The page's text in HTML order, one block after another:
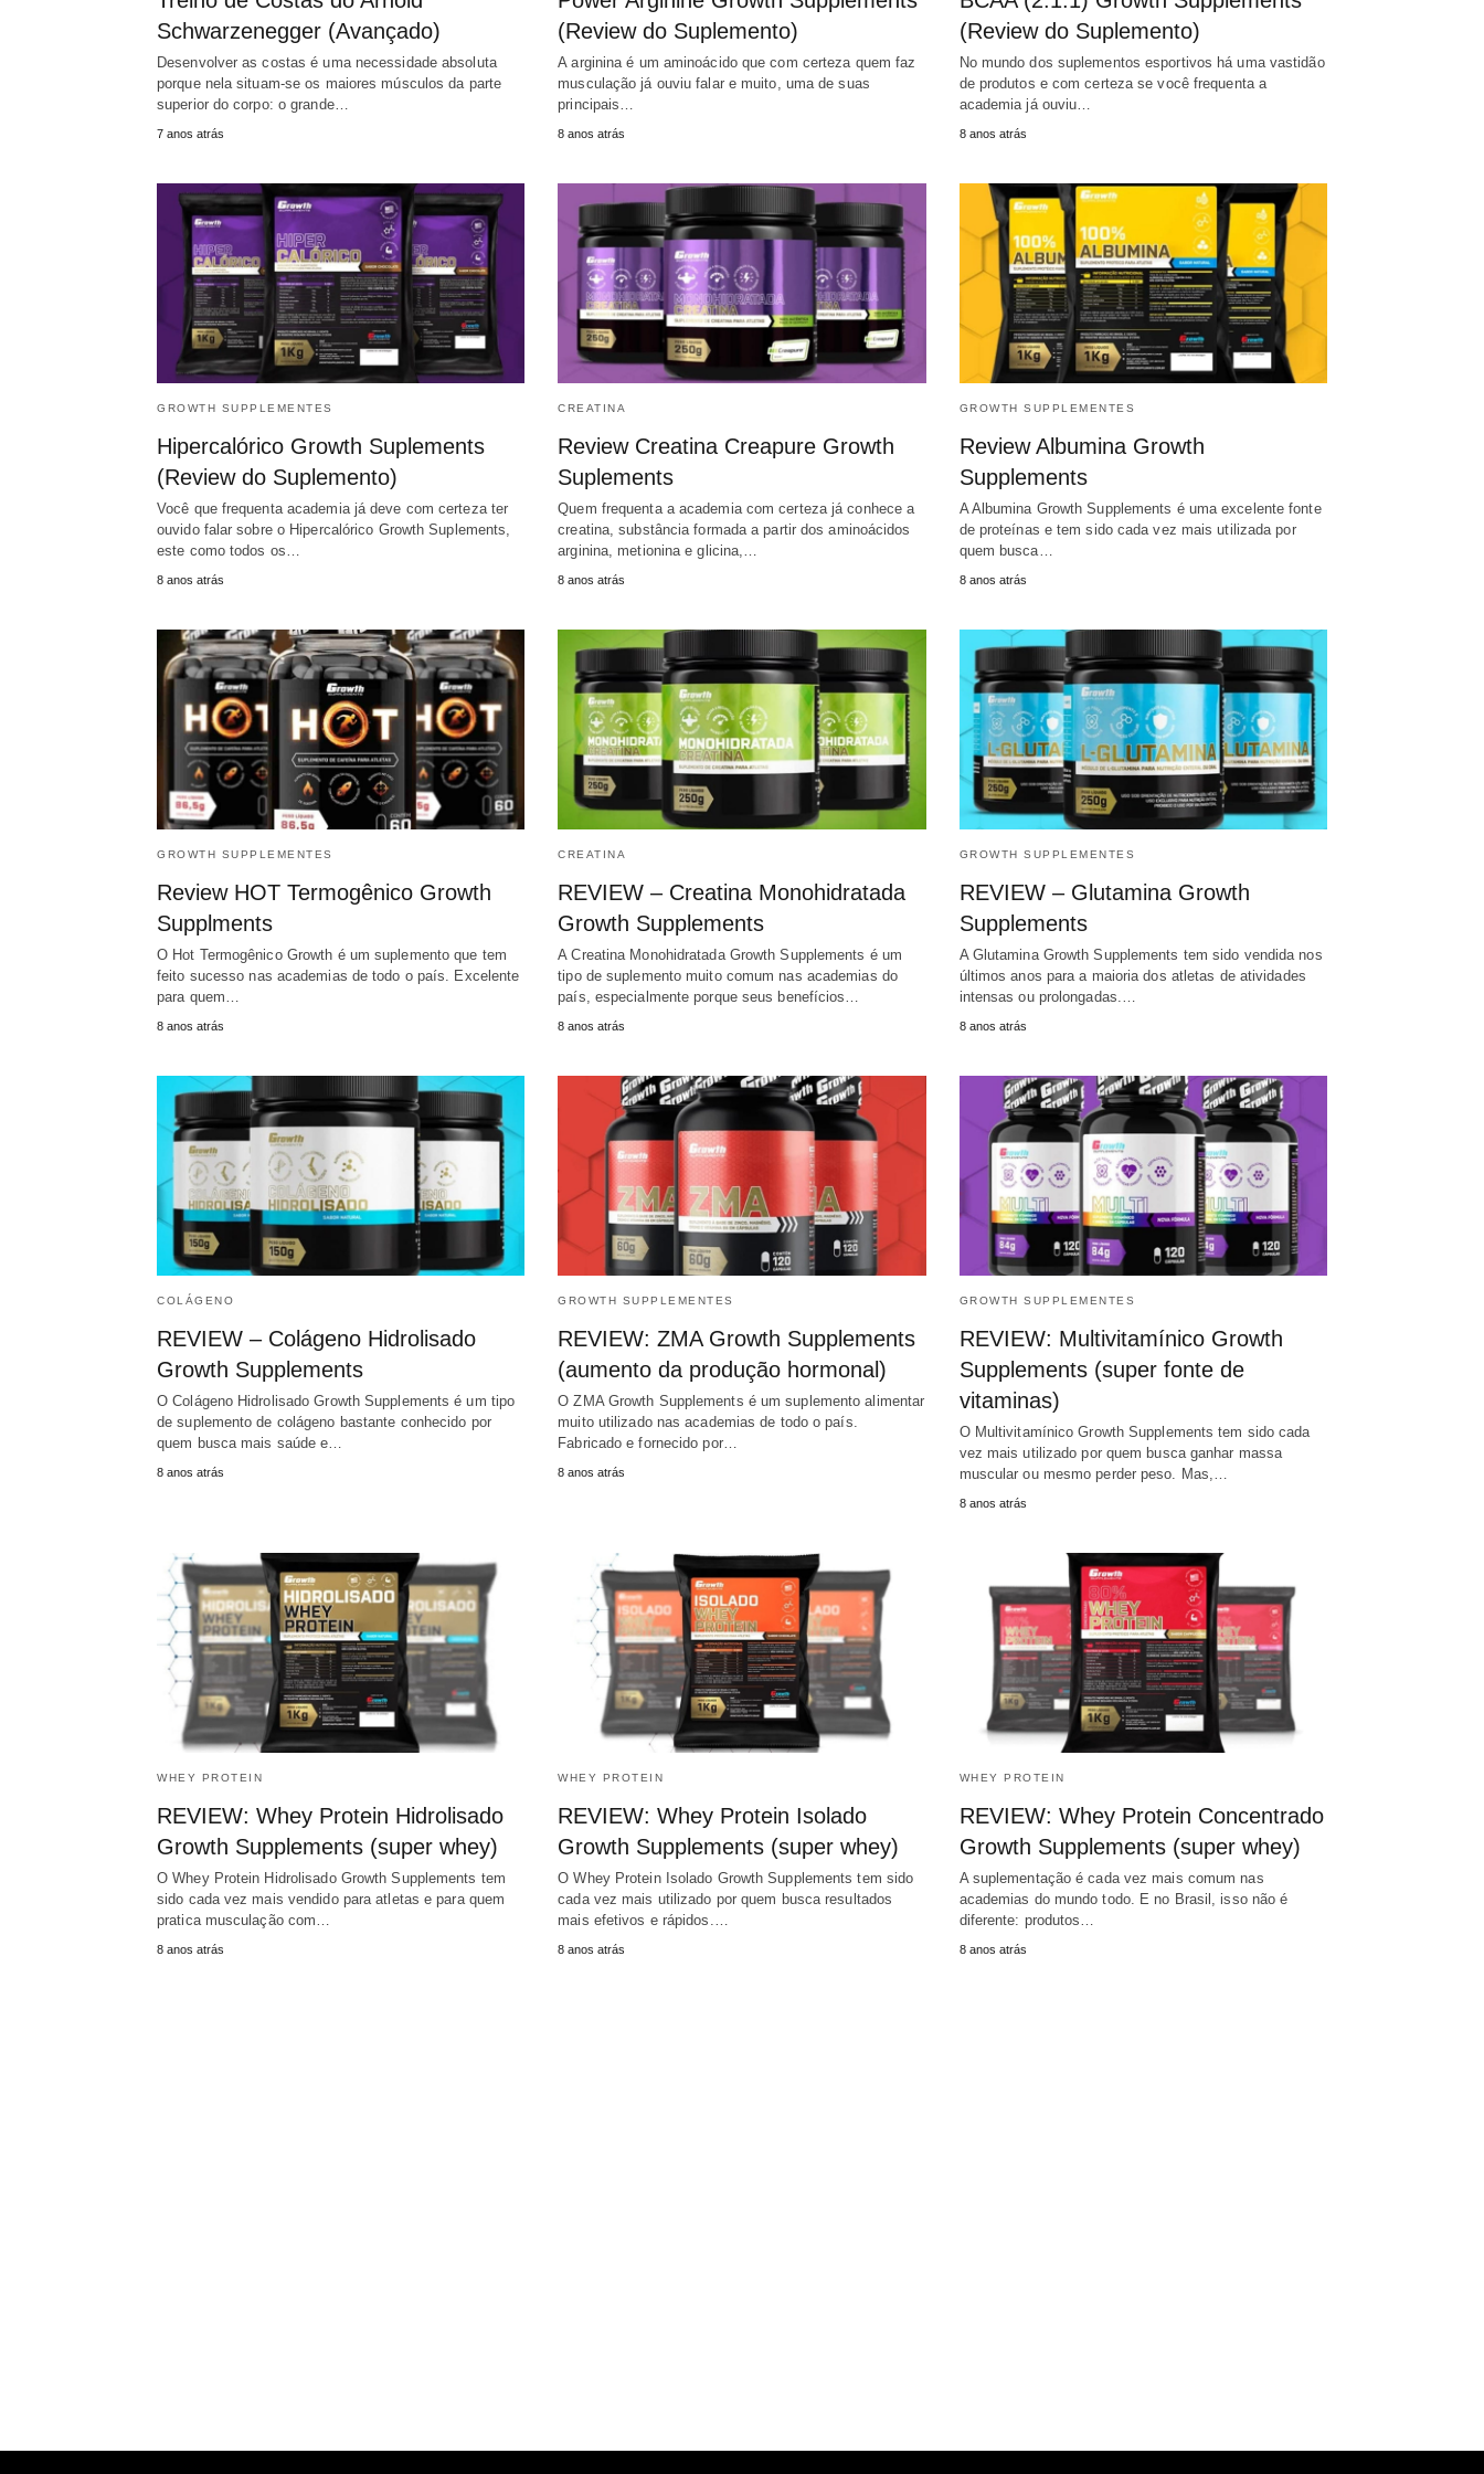
Schwarzenegger (Avançado)
Desenvolver as costas é uma necessidade absoluta
porque nela situam-se os maiores músculos da parte
superior do corpo: o grande…
7 anos atrás
(Review do Suplemento)
A arginina é um aminoácido que com certeza quem faz
musculação já ouviu falar e muito, uma de suas
principais…
8 anos atrás
(Review do Suplemento)
No mundo dos suplementos esportivos há uma vastidão
de produtos e com certeza se você frequenta a
academia já ouviu…
8 anos atrás
GROWTH SUPPLEMENTES
Hipercalórico Growth Suplements
(Review do Suplemento)
Você que frequenta academia já deve com certeza ter
ouvido falar sobre o Hipercalórico Growth Suplements,
este como todos os…
8 anos atrás
CREATINA
Review Creatina Creapure Growth
Suplements
Quem frequenta a academia com certeza já conhece a
creatina, substância formada a partir dos aminoácidos
arginina, metionina e glicina,…
8 anos atrás
GROWTH SUPPLEMENTES
Review Albumina Growth
Supplements
A Albumina Growth Supplements é uma excelente fonte
de proteínas e tem sido cada vez mais utilizada por
quem busca…
8 anos atrás
GROWTH SUPPLEMENTES
Review HOT Termogênico Growth
Supplments
O Hot Termogênico Growth é um suplemento que tem
feito sucesso nas academias de todo o país. Excelente
para quem…
8 anos atrás
CREATINA
REVIEW – Creatina Monohidratada
Growth Supplements
A Creatina Monohidratada Growth Supplements é um
tipo de suplemento muito comum nas academias do
país, especialmente porque seus benefícios…
8 anos atrás
GROWTH SUPPLEMENTES
REVIEW – Glutamina Growth
Supplements
A Glutamina Growth Supplements tem sido vendida nos
últimos anos para a maioria dos atletas de atividades
intensas ou prolongadas.…
8 anos atrás
COLÁGENO
REVIEW – Colágeno Hidrolisado
Growth Supplements
O Colágeno Hidrolisado Growth Supplements é um tipo
de suplemento de colágeno bastante conhecido por
quem busca mais saúde e…
8 anos atrás
GROWTH SUPPLEMENTES
REVIEW: ZMA Growth Supplements
(aumento da produção hormonal)
O ZMA Growth Supplements é um suplemento alimentar
muito utilizado nas academias de todo o país.
Fabricado e fornecido por…
8 anos atrás
GROWTH SUPPLEMENTES
REVIEW: Multivitamínico Growth
Supplements (super fonte de
vitaminas)
O Multivitamínico Growth Supplements tem sido cada
vez mais utilizado por quem busca ganhar massa
muscular ou mesmo perder peso. Mas,…
8 anos atrás
WHEY PROTEIN
REVIEW: Whey Protein Hidrolisado
Growth Supplements (super whey)
O Whey Protein Hidrolisado Growth Supplements tem
sido cada vez mais vendido para atletas e para quem
pratica musculação com…
8 anos atrás
WHEY PROTEIN
REVIEW: Whey Protein Isolado
Growth Supplements (super whey)
O Whey Protein Isolado Growth Supplements tem sido
cada vez mais utilizado por quem busca resultados
mais efetivos e rápidos.…
8 anos atrás
WHEY PROTEIN
REVIEW: Whey Protein Concentrado
Growth Supplements (super whey)
A suplementação é cada vez mais comum nas
academias do mundo todo. E no Brasil, isso não é
diferente: produtos…
8 anos atrás